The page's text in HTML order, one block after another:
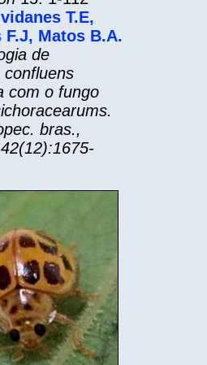
T.E,
F.J, Matos B.A.
de
confluens
com o fungo
bras.,